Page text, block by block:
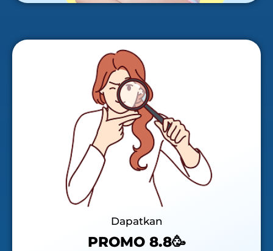
Dapatkan
PROMO 8.8🥳